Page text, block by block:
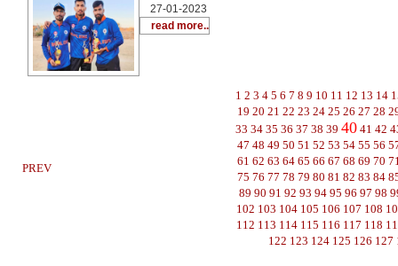
27-01-2023
read more..
PREV
1 2 3 4 5 6 7 8 9 10 11 12 13 14
19 20 21 22 23 24 25 26 27 28
33 34 35 36 37 38 39 40 41 42
47 48 49 50 51 52 53 54 55 56
61 62 63 64 65 66 67 68 69 70
75 76 77 78 79 80 81 82 83 84
89 90 91 92 93 94 95 96 97 98
102 103 104 105 106 107 108
112 113 114 115 116 117 118
122 123 124 125 126 127